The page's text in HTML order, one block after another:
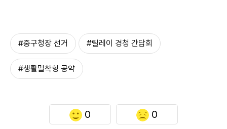
#중구청장 선거 #릴레이 경청 간담회
#생활밀착형 공약
0 0